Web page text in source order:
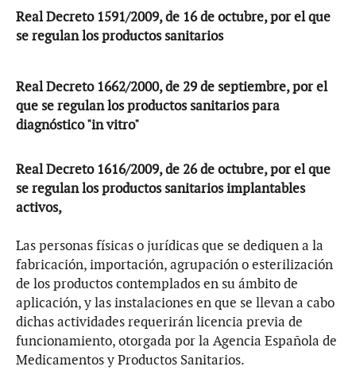
Real Decreto 1591/2009, de 16 de octubre, por el que
se regulan los productos sanitarios
Real Decreto 1662/2000, de 29 de septiembre, por el
que se regulan los productos sanitarios para
diagnóstico "in vitro"
Real Decreto 1616/2009, de 26 de octubre, por el que
se regulan los productos sanitarios implantables
activos,
Las personas físicas o jurídicas que se dediquen a la
fabricación, importación, agrupación o esterilización
de los productos contemplados en su ámbito de
aplicación, y las instalaciones en que se llevan a cabo
dichas actividades requerirán licencia previa de
funcionamiento, otorgada por la Agencia Española de
Medicamentos y Productos Sanitarios.